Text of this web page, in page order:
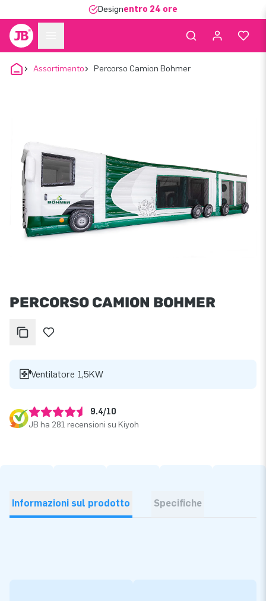
Designentro 24 ore
Assortimento Percorso Camion Bohmer
PERCORSO CAMION BOHMER
Ventilatore 1,5KW
9.4/10
JB ha 281 recensioni su Kiyoh
Informazioni sul prodotto Specifiche